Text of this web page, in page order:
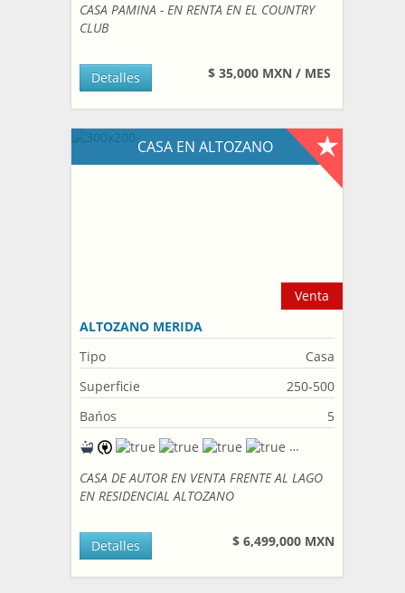
CASA PAMINA - EN RENTA EN EL COUNTRY
CLUB
$ 35,000 MXN / MES
Detalles
CASA EN ALTOZANO
Venta
ALTOZANO MERIDA
Tipo
Casa
Superficie
250-500
Bańos
5
CASA DE AUTOR EN VENTA FRENTE AL LAGO
EN RESIDENCIAL ALTOZANO
$ 6,499,000 MXN
Detalles